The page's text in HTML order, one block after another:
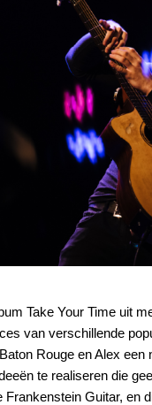
Take Your Time uit
van verschillende
Rouge en Alex een
te realiseren die
Frankenstein Guitar, en